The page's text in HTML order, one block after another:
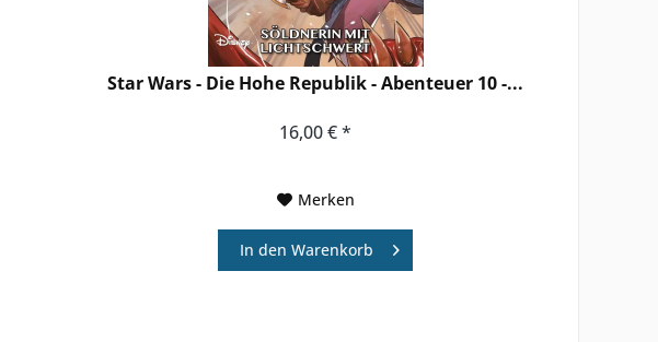
Star Wars - Die Hohe Republik - Abenteuer 10 -...
16,00 € *
Merken
In den Warenkorb